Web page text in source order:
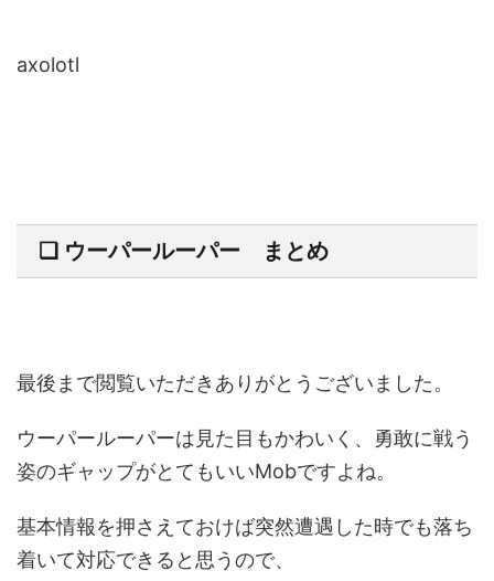
axolotl
❏ ウーパールーパー まとめ
最後まで閲覧いただきありがとうございました。
ウーパールーパーは見た目もかわいく、勇敢に戦う
姿のギャップがとてもいいMobですよね。
基本情報を押さえておけば突然遭遇した時でも落ち
着いて対応できると思うので、